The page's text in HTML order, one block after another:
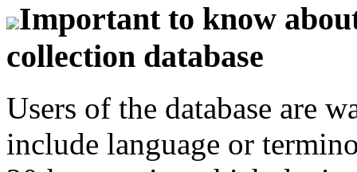
Important to know
collection database
Users of the database are
include language or